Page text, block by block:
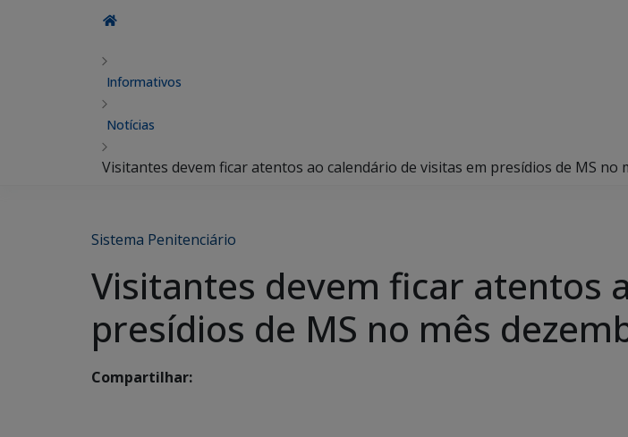
Informativos
Notícias
Visitantes devem ficar atentos ao calendário de visitas em presídios de MS no
Sistema Penitenciário
Visitantes devem ficar atentos
presídios de MS no mês
Compartilhar: